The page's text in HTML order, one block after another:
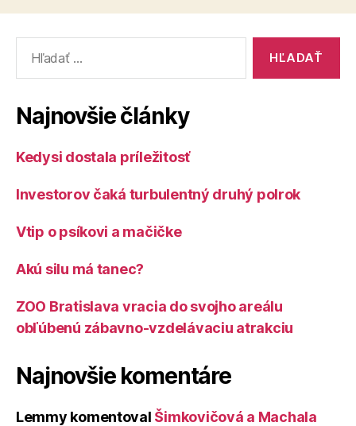
Najnovšie články
Kedysi dostala príležitosť
Investorov čaká turbulentný druhý polrok
Vtip o psíkovi a mačičke
Akú silu má tanec?
ZOO Bratislava vracia do svojho areálu
obľúbenú zábavno-vzdelávaciu atrakciu
Najnovšie komentáre
Lemmy komentoval Šimkovičová a Machala